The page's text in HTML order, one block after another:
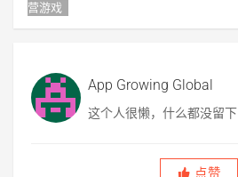
营游戏
App Growing Global
这个人很懒，什么都没留下